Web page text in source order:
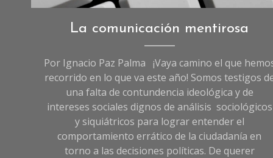
Opinión
La comunicación mentirosa
Por Ignacio Paz Palma ¡Vaya camino el que
recorrido en lo que va este año! Somos testigos
una falta de contundencia ideológica y de
intereses sociales dignos de análisis sociológicos
y siquiátricos para lograr entender el
comportamiento errático de la ciudadanía en
torno a las decisiones políticas. De querer